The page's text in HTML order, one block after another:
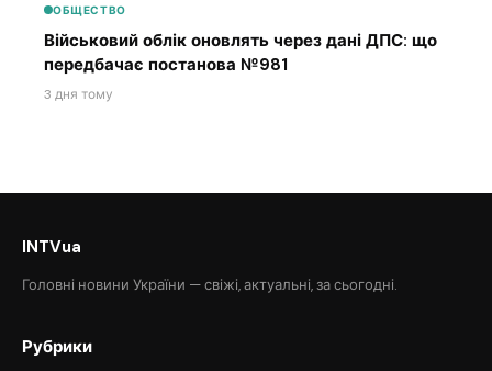
ОБЩЕСТВО
Військовий облік оновлять через дані ДПС: що
передбачає постанова №981
3 дня тому
INTVua
Головні новини України — свіжі, актуальні, за сьогодні.
Рубрики